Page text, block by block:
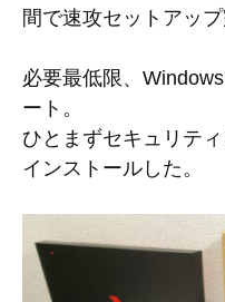
間で速攻セットアップ
必要最低限、
ート。
ひとまずセキュリテ
インストールした。